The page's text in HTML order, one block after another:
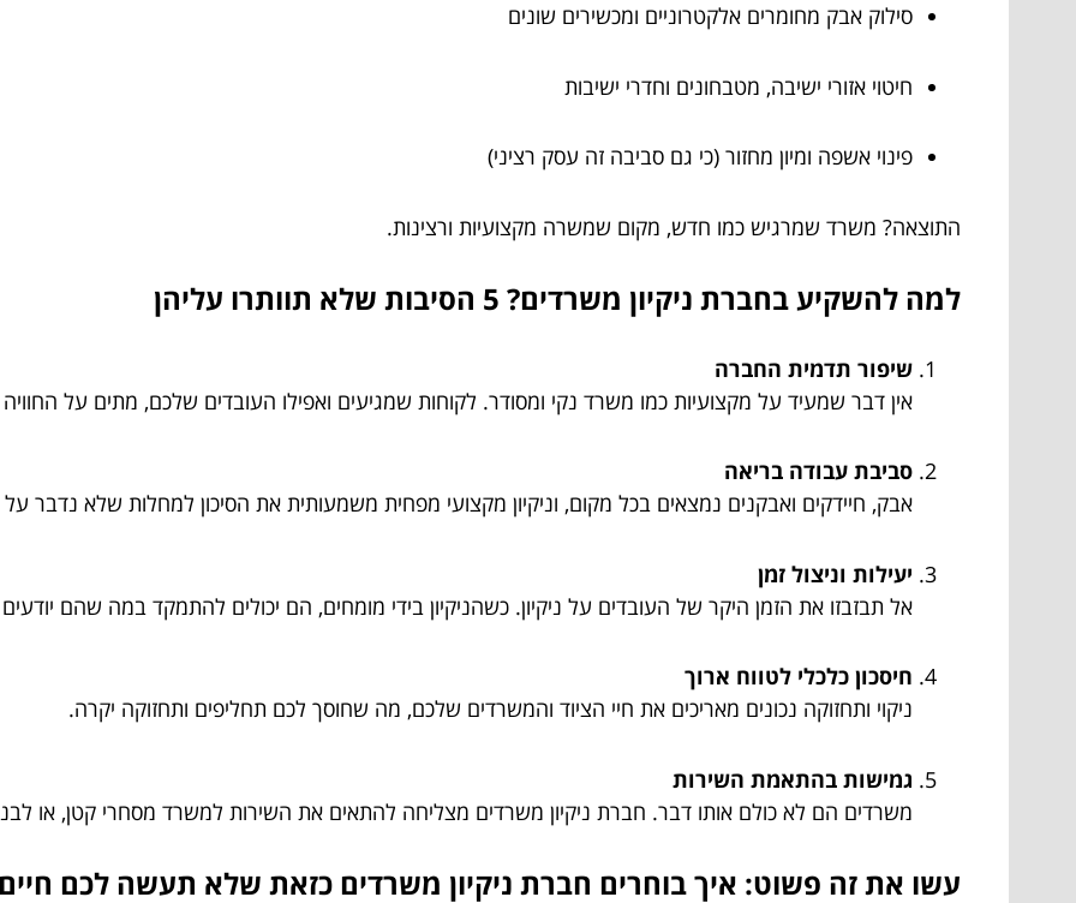
סילוק אבק מחומרים אלקטרוניים ומכשירים שונים
חיטוי אזורי ישיבה, מטבחונים וחדרי ישיבות
פינוי אשפה ומיון מחזור (כי גם סביבה זה עסק רציני)
התוצאה? משרד שמרגיש כמו חדש, מקום שמשרה מקצועיות ורצינות.
למה להשקיע בחברת ניקיון משרדים? 5 הסיבות שלא תוותרו עליהן
שיפור תדמית החברה
אין דבר שמעיד על מקצועיות כמו משרד נקי ומסודר. לקוחות שמגיעים ואפילו העובדים שלכם, מתים על
סביבת עבודה בריאה
אבק, חיידקים ואבקנים נמצאים בכל מקום, וניקיון מקצועי מפחית משמעותית את הסיכון למחלות שלא נדבר
יעילות וניצול זמן
אל תבזבזו את הזמן היקר של העובדים על ניקיון. כשהניקיון בידי מומחים, הם יכולים להתמקד במה שהם
חיסכון כלכלי לטווח ארוך
ניקוי ותחזוקה נכונים מאריכים את חיי הציוד והמשרדים שלכם, מה שחוסך לכם תחליפים ותחזוקה יקרה.
גמישות בהתאמת השירות
משרדים הם לא כולם אותו דבר. חברת ניקיון משרדים מצליחה להתאים את השירות למשרד מסחרי קטן, או
עשו את זה פשוט: איך בוחרים חברת ניקיון משרדים כזאת שלא תעשה לכם